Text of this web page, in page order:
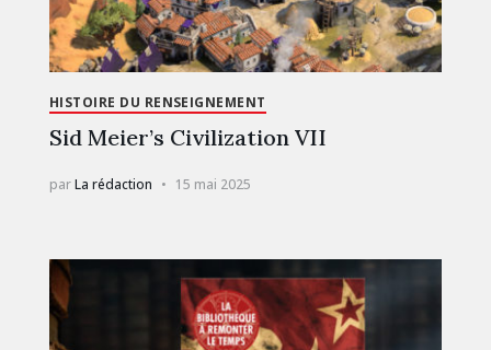
HISTOIRE DU RENSEIGNEMENT
Sid Meier’s Civilization VII
parLa rédaction 15 mai 2025